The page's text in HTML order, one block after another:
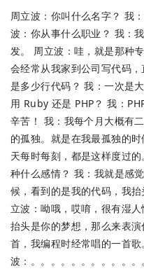
周立波：你叫什么名字？ 我
波：你从事什么职业？ 我：
发。 周立波：哇，就是那种
会经常从我家到公司写代码
是多少行代码？ 我：一次是
用 Ruby 还是 PHP？ 我：
辛苦！ 我：我每个月大概有
的孤独。就是在我最孤独的
天每时每刻，都是这样度过
种什么感情？ 我：我就是感
候，看到的是我的代码，我
立波：呦哦，哎唷，很有湿
抬头是你的梦想，那么来表
首，我编程时经常唱的一首歌
波：。。。。。。。。。。